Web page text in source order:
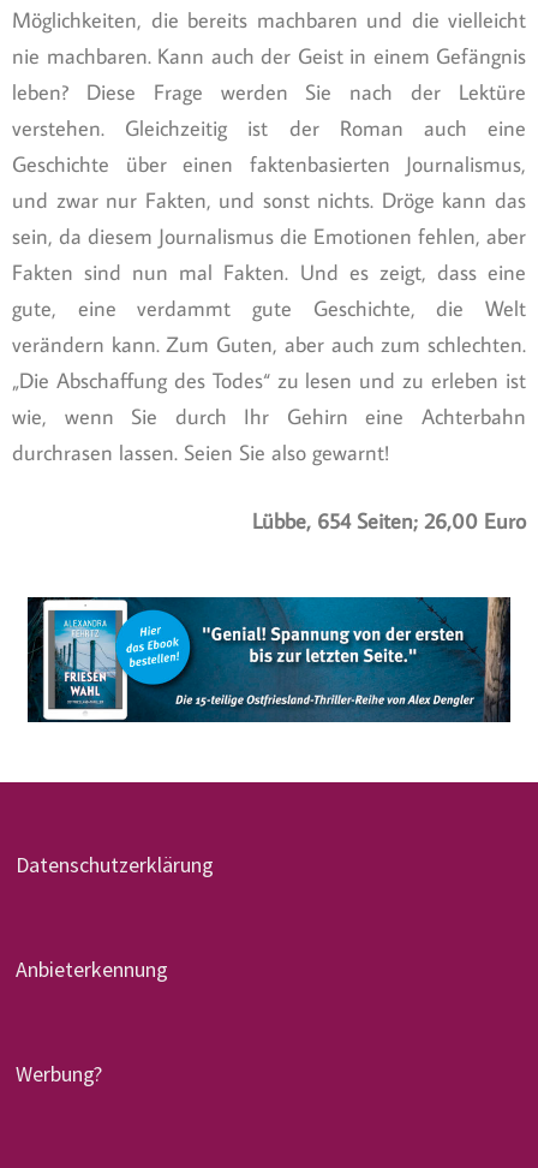
Möglichkeiten, die bereits machbaren und die vielleicht
nie machbaren. Kann auch der Geist in einem Gefängnis
leben? Diese Frage werden Sie nach der Lektüre
verstehen. Gleichzeitig ist der Roman auch eine
Geschichte über einen faktenbasierten Journalismus,
und zwar nur Fakten, und sonst nichts. Dröge kann das
sein, da diesem Journalismus die Emotionen fehlen, aber
Fakten sind nun mal Fakten. Und es zeigt, dass eine
gute, eine verdammt gute Geschichte, die Welt
verändern kann. Zum Guten, aber auch zum schlechten.
„Die Abschaffung des Todes“ zu lesen und zu erleben ist
wie, wenn Sie durch Ihr Gehirn eine Achterbahn
durchrasen lassen. Seien Sie also gewarnt!
Lübbe, 654 Seiten; 26,00 Euro
Datenschutzerklärung
Anbieterkennung
Werbung?